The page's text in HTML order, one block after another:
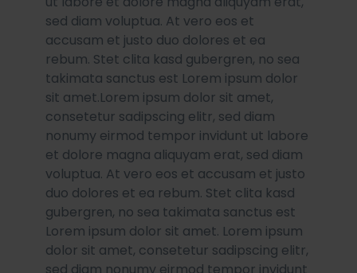
sed diam voluptua. At vero eos et
accusam et justo duo dolores et ea
rebum. Stet clita kasd gubergren, no sea
takimata sanctus est Lorem ipsum dolor
sit amet.Lorem ipsum dolor sit amet,
consetetur sadipscing elitr, sed diam
nonumy eirmod tempor invidunt ut labore
et dolore magna aliquyam erat, sed diam
voluptua. At vero eos et accusam et justo
duo dolores et ea rebum. Stet clita kasd
gubergren, no sea takimata sanctus est
Lorem ipsum dolor sit amet. Lorem ipsum
dolor sit amet, consetetur sadipscing elitr,